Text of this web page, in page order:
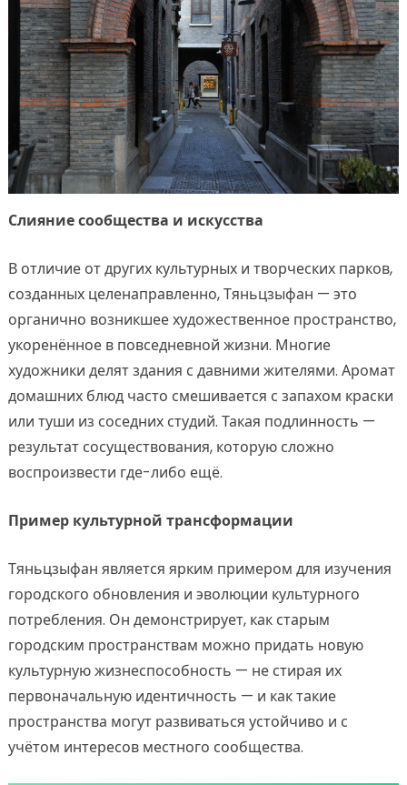
Слияние сообщества и искусства
В отличие от других культурных и творческих парков,
созданных целенаправленно, Тяньцзыфан — это
органично возникшее художественное пространство,
укоренённое в повседневной жизни. Многие
художники делят здания с давними жителями. Аромат
домашних блюд часто смешивается с запахом краски
или туши из соседних студий. Такая подлинность —
результат сосуществования, которую сложно
воспроизвести где-либо ещё.
Пример культурной трансформации
Тяньцзыфан является ярким примером для изучения
городского обновления и эволюции культурного
потребления. Он демонстрирует, как старым
городским пространствам можно придать новую
культурную жизнеспособность — не стирая их
первоначальную идентичность — и как такие
пространства могут развиваться устойчиво и с
учётом интересов местного сообщества.